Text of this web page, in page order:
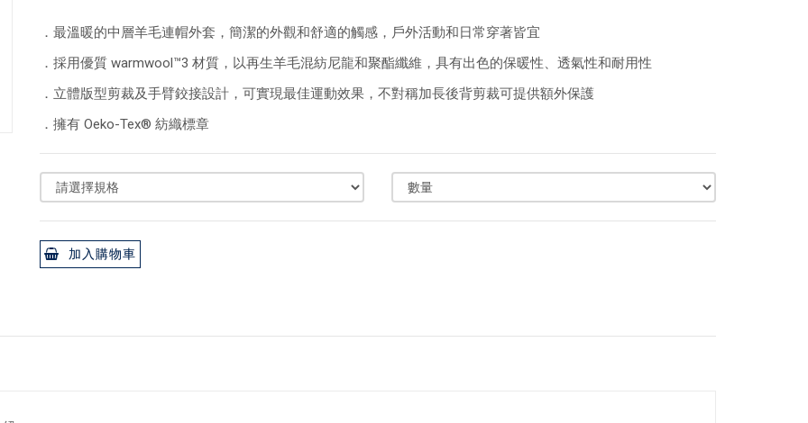
．最溫暖的中層羊毛連帽外套，簡潔的外觀和舒適的觸感，戶外活動和日常穿著皆宜
．採用優質 warmwool™3 材質，以再生羊毛混紡尼龍和聚酯纖維，具有出色的保暖性、透氣性和耐用性
．立體版型剪裁及手臂鉸接設計，可實現最佳運動效果，不對稱加長後背剪裁可提供額外保護
．擁有 Oeko-Tex® 紡織標章
加入購物車